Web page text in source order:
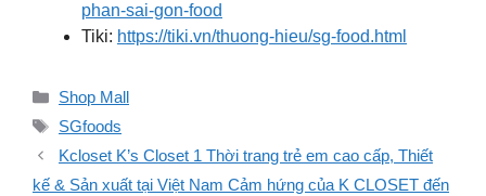
phan-sai-gon-food
Tiki: https://tiki.vn/thuong-hieu/sg-food.html
Danh
mục
Shop Mall
Thẻ
SGfoods
Kcloset K’s Closet 1 Thời trang trẻ em cao cấp, Thiết
kế & Sản xuất tại Việt Nam Cảm hứng của K CLOSET đến